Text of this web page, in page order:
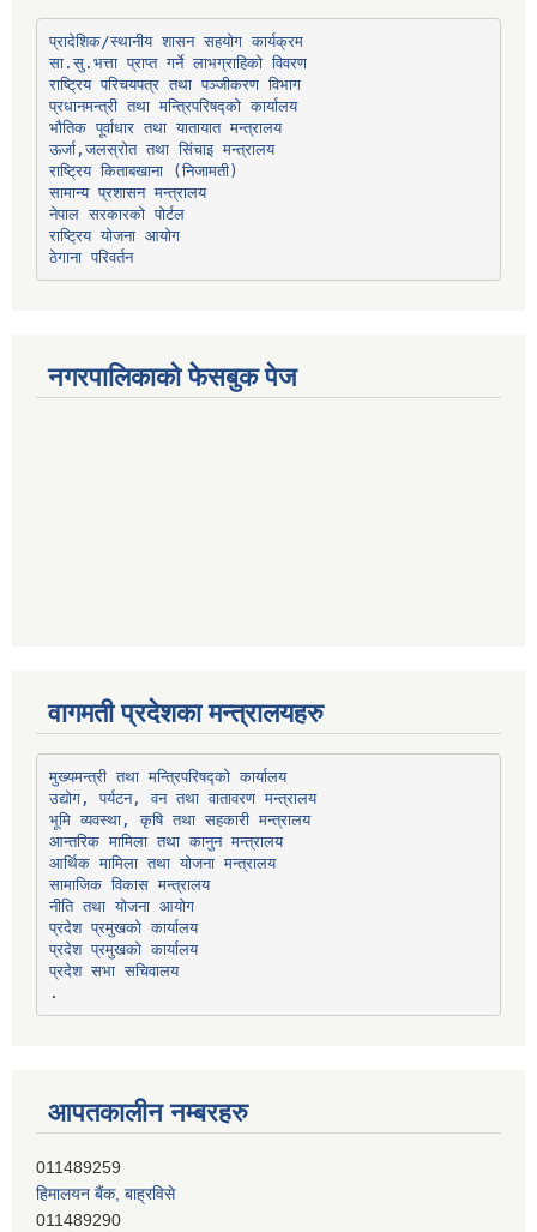
प्रादेशिक/स्थानीय शासन सहयोग कार्यक्रम
सा.सु.भत्ता प्राप्त गर्ने लाभग्राहिको विवरण
राष्ट्रिय परिचयपत्र तथा पञ्‍जीकरण विभाग
प्रधानमन्त्री तथा मन्त्रिपरिषद्को कार्यालय
भौतिक पूर्वाधार तथा यातायात मन्त्रालय
ऊर्जा,जलस्रोत तथा सिंचाइ मन्त्रालय
सामान्य प्रशासन मन्त्रालय
नेपाल सरकारको पोर्टल
राष्ट्रिय योजना आयोग
ठेगाना परिवर्तन
नगरपालिकाको फेसबुक पेज
वागमती प्रदेशका मन्त्रालयहरु
मुख्यमन्त्री तथा मन्त्रिपरिषद्को कार्यालय
उद्योग, पर्यटन, वन तथा वातावरण मन्त्रालय
भूमि व्यवस्था, कृषि तथा सहकारी मन्त्रालय
आन्तरिक मामिला तथा कानुन मन्त्रालय
आर्थिक मामिला तथा योजना मन्त्रालय
सामाजिक विकास मन्त्रालय
नीति तथा योजना आयोग
प्रदेश प्रमुखको कार्यालय
प्रदेश प्रमुखको कार्यालय
प्रदेश सभा सचिवालय
आपतकालीन नम्बरहरु
हिमालयन बैंक, बाह्रविसे
011489290
लक्ष्मी बैंक, चाैतारा